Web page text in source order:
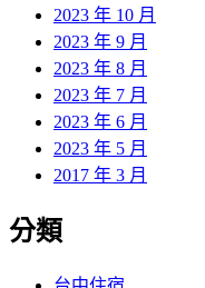
2023 年 10 月
2023 年 9 月
2023 年 8 月
2023 年 7 月
2023 年 6 月
2023 年 5 月
2017 年 3 月
分類